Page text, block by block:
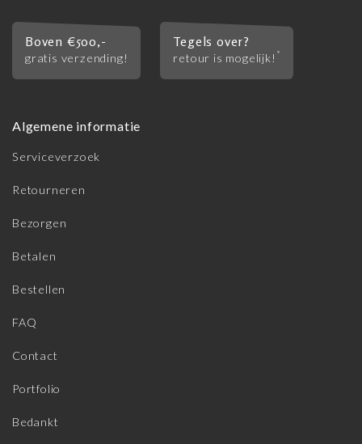
Boven €500,-
gratis verzending!
Tegels over?
retour is mogelijk! *
Algemene informatie
Serviceverzoek
Retourneren
Bezorgen
Betalen
Bestellen
FAQ
Contact
Portfolio
Bedankt